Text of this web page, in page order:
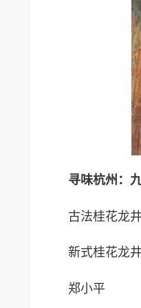
寻味杭州：
古法桂花龙
新式桂花龙
郑小平